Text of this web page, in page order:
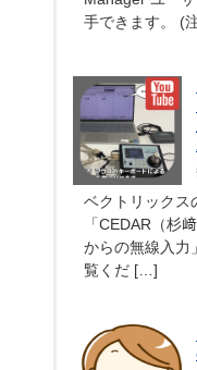
手できます。 (
ベクトリックス
「CEDAR（杉
からの無線入力
覧くだ […]